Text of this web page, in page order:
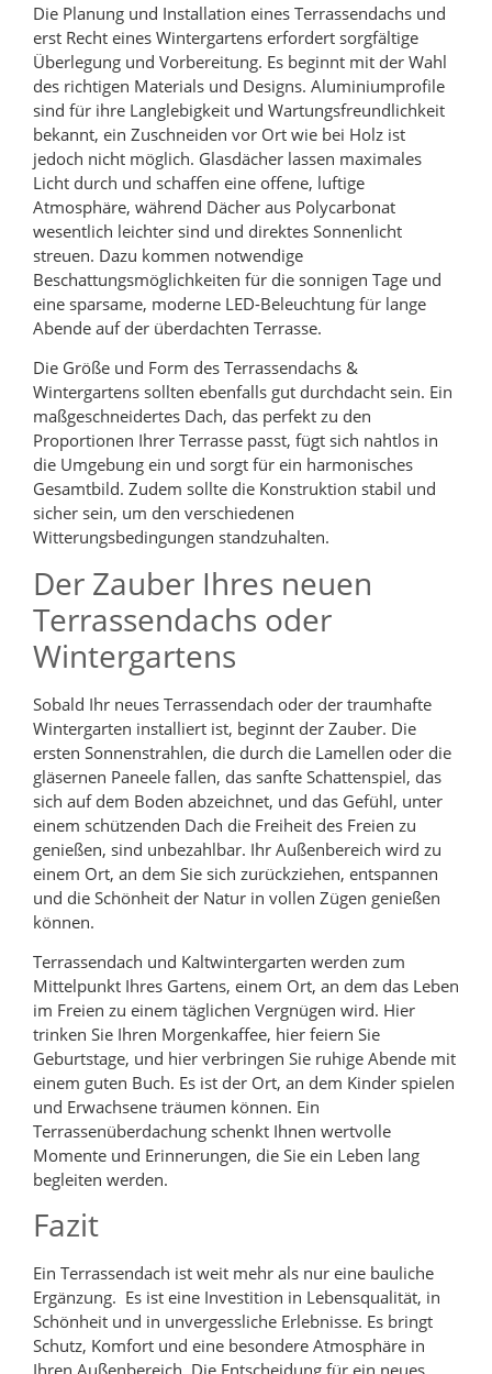
Die Planung und Installation eines Terrassendachs und
erst Recht eines Wintergartens erfordert sorgfältige
Überlegung und Vorbereitung. Es beginnt mit der Wahl
des richtigen Materials und Designs. Aluminiumprofile
sind für ihre Langlebigkeit und Wartungsfreundlichkeit
bekannt, ein Zuschneiden vor Ort wie bei Holz ist
jedoch nicht möglich. Glasdächer lassen maximales
Licht durch und schaffen eine offene, luftige
Atmosphäre, während Dächer aus Polycarbonat
wesentlich leichter sind und direktes Sonnenlicht
streuen. Dazu kommen notwendige
Beschattungsmöglichkeiten für die sonnigen Tage und
eine sparsame, moderne LED-Beleuchtung für lange
Abende auf der überdachten Terrasse.
Die Größe und Form des Terrassendachs &
Wintergartens sollten ebenfalls gut durchdacht sein. Ein
maßgeschneidertes Dach, das perfekt zu den
Proportionen Ihrer Terrasse passt, fügt sich nahtlos in
die Umgebung ein und sorgt für ein harmonisches
Gesamtbild. Zudem sollte die Konstruktion stabil und
sicher sein, um den verschiedenen
Witterungsbedingungen standzuhalten.
Der Zauber Ihres neuen
Terrassendachs oder
Wintergartens
Sobald Ihr neues Terrassendach oder der traumhafte
Wintergarten installiert ist, beginnt der Zauber. Die
ersten Sonnenstrahlen, die durch die Lamellen oder die
gläsernen Paneele fallen, das sanfte Schattenspiel, das
sich auf dem Boden abzeichnet, und das Gefühl, unter
einem schützenden Dach die Freiheit des Freien zu
genießen, sind unbezahlbar. Ihr Außenbereich wird zu
einem Ort, an dem Sie sich zurückziehen, entspannen
und die Schönheit der Natur in vollen Zügen genießen
können.
Terrassendach und Kaltwintergarten werden zum
Mittelpunkt Ihres Gartens, einem Ort, an dem das Leben
im Freien zu einem täglichen Vergnügen wird. Hier
trinken Sie Ihren Morgenkaffee, hier feiern Sie
Geburtstage, und hier verbringen Sie ruhige Abende mit
einem guten Buch. Es ist der Ort, an dem Kinder spielen
und Erwachsene träumen können. Ein
Terrassenüberdachung schenkt Ihnen wertvolle
Momente und Erinnerungen, die Sie ein Leben lang
begleiten werden.
Fazit
Ein Terrassendach ist weit mehr als nur eine bauliche
Ergänzung. Es ist eine Investition in Lebensqualität, in
Schönheit und in unvergessliche Erlebnisse. Es bringt
Schutz, Komfort und eine besondere Atmosphäre in